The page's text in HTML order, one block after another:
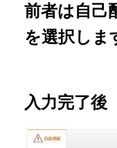
前者は自己
を選択しま
入力完了後